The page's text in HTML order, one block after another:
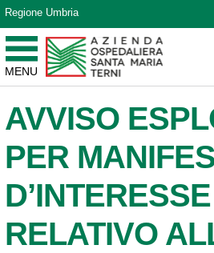
Vai ai contenuti
Vai al menu di navigazione
Vai al footer
Regione Umbria
MENU
Azienda Ospedaliera Santa Maria di
Sito Istituzionale
AVVISO
PER
D’INTERESSE
RELATIVO